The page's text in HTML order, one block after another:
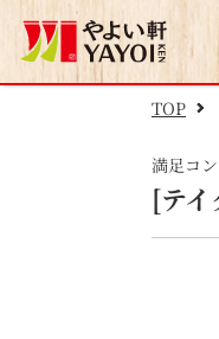
TOP
満足コ
[テ